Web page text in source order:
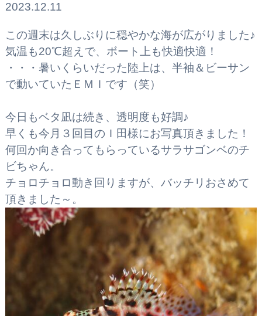
2023.12.11
この週末は久しぶりに穏やかな海が広がりました♪
気温も20℃超えで、ボート上も快適快適！
・・・暑いくらいだった陸上は、半袖＆ビーサン
で動いていたＥＭＩです（笑）
今日もベタ凪は続き、透明度も好調♪
早くも今月３回目のＩ田様にお写真頂きました！
何回か向き合ってもらっているサラサゴンベのチ
ビちゃん。
チョロチョロ動き回りますが、バッチリおさめて
頂きました～。